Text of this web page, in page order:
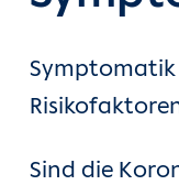
Symptomatik
Sind die